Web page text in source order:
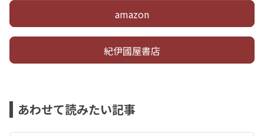
amazon
紀伊國屋書店
あわせて読みたい記事